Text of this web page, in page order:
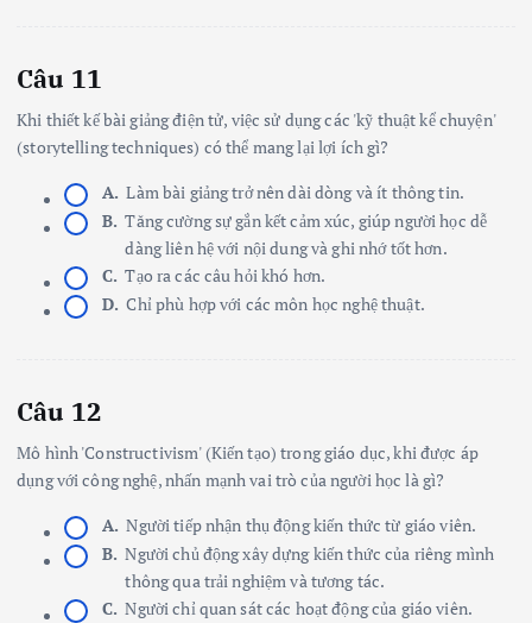
Câu 11
Khi thiết kế bài giảng điện tử, việc sử dụng các 'kỹ thuật kể chuyện'
(storytelling techniques) có thể mang lại lợi ích gì?
A. Làm bài giảng trở nên dài dòng và ít thông tin.
B. Tăng cường sự gắn kết cảm xúc, giúp người học dễ
dàng liên hệ với nội dung và ghi nhớ tốt hơn.
C. Tạo ra các câu hỏi khó hơn.
D. Chỉ phù hợp với các môn học nghệ thuật.
Câu 12
Mô hình 'Constructivism' (Kiến tạo) trong giáo dục, khi được áp
dụng với công nghệ, nhấn mạnh vai trò của người học là gì?
A. Người tiếp nhận thụ động kiến thức từ giáo viên.
B. Người chủ động xây dựng kiến thức của riêng mình
thông qua trải nghiệm và tương tác.
C. Người chỉ quan sát các hoạt động của giáo viên.